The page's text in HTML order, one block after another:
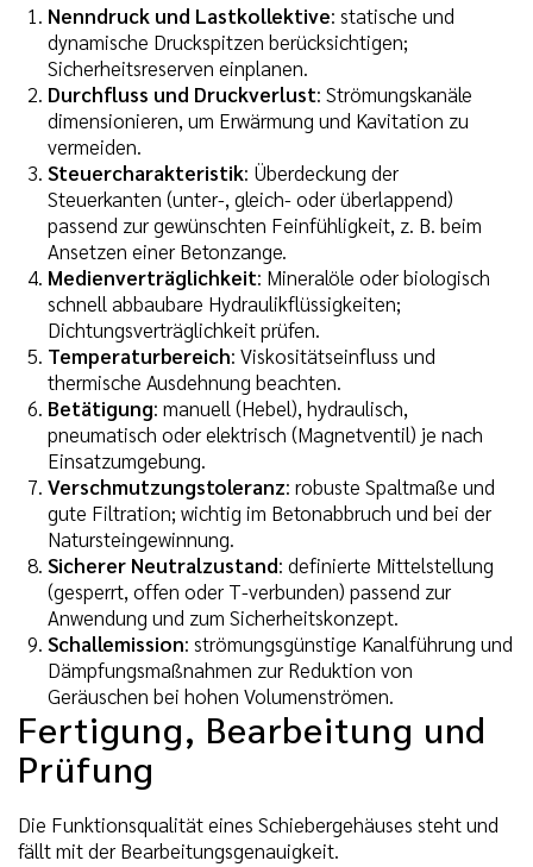
Nenndruck und Lastkollektive: statische und
dynamische Druckspitzen berücksichtigen;
Sicherheitsreserven einplanen.
Durchfluss und Druckverlust: Strömungskanäle
dimensionieren, um Erwärmung und Kavitation zu
vermeiden.
Steuercharakteristik: Überdeckung der
Steuerkanten (unter-, gleich- oder überlappend)
passend zur gewünschten Feinfühligkeit, z. B. beim
Ansetzen einer Betonzange.
Medienverträglichkeit: Mineralöle oder biologisch
schnell abbaubare Hydraulikflüssigkeiten;
Dichtungsverträglichkeit prüfen.
Temperaturbereich: Viskositätseinfluss und
thermische Ausdehnung beachten.
Betätigung: manuell (Hebel), hydraulisch,
pneumatisch oder elektrisch (Magnetventil) je nach
Einsatzumgebung.
Verschmutzungstoleranz: robuste Spaltmaße und
gute Filtration; wichtig im Betonabbruch und bei der
Natursteingewinnung.
Sicherer Neutralzustand: definierte Mittelstellung
(gesperrt, offen oder T-verbunden) passend zur
Anwendung und zum Sicherheitskonzept.
Schallemission: strömungsgünstige Kanalführung und
Dämpfungsmaßnahmen zur Reduktion von
Geräuschen bei hohen Volumenströmen.
Fertigung, Bearbeitung und
Prüfung
Die Funktionsqualität eines Schiebergehäuses steht und
fällt mit der Bearbeitungsgenauigkeit.